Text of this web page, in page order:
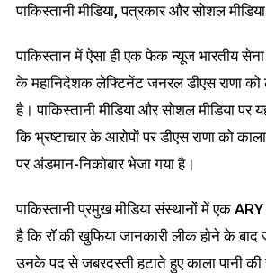
पाकिस्तानी मीडिया, पत्रकार और सोशल
पाकिस्तान में ऐसा ही एक फेक न्यूज भारतीय सेना
के महानिदेशक लेफ्टिनेंट जनरल डीएस राणा को
है। पाकिस्तानी मीडिया और सोशल मीडिया पर
कि भ्रष्टाचार के आरोपों पर डीएस राणा को
पर अंडमान-निकोबार भेजा गया है।
पाकिस्तानी प्रमुख मीडिया संस्थानों में एक
है कि रॉ की खुफिया जानकारी लीक होने के बाद
उनके पद से जबरदस्ती हटाते हुए काला पानी